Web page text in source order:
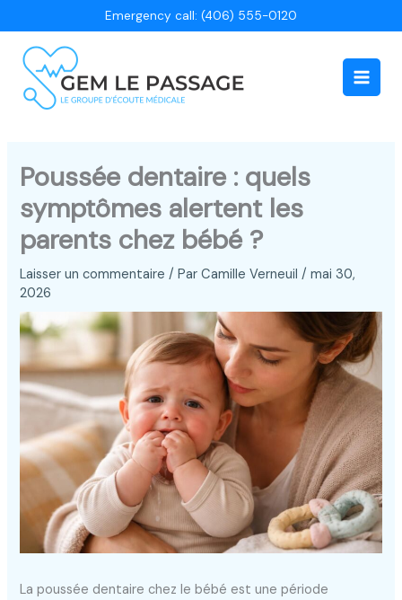
au
contenu
Emergency call: (406) 555-0120
Main
Poussée dentaire : quels
symptômes alertent les
parents chez bébé ?
Laisser un commentaire / ParCamille Verneuil/mai 30,
2026
La poussée dentaire chez le bébé est une période